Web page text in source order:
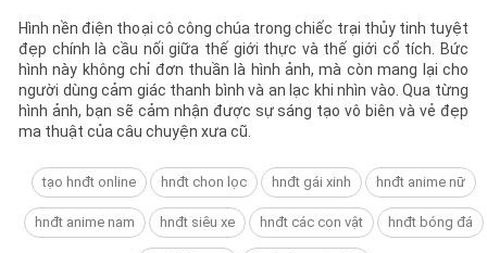
Hình nền điện thoại cô công chúa trong chiếc trại thủy tinh tuyệt
đẹp chính là cầu nối giữa thế giới thực và thế giới cổ tích. Bức
hình này không chỉ đơn thuần là hình ảnh, mà còn mang lại cho
người dùng cảm giác thanh bình và an lạc khi nhìn vào. Qua từng
hình ảnh, bạn sẽ cảm nhận được sự sáng tạo vô biên và vẻ đẹp
ma thuật của câu chuyện xưa cũ.
tạo hnđt online hnđt chon lọc hnđt gái xinh hnđt anime nữ
hnđt anime nam hnđt siêu xe hnđt các con vật hnđt bóng đá